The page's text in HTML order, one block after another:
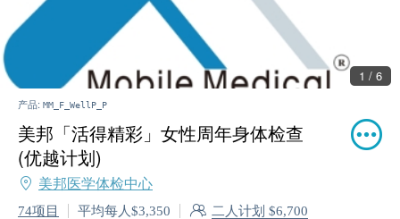
1 / 6
产品: MM_F_WellP_P
美邦「活得精彩」女性周年身体检查
(优越计划)
美邦医学体检中心
74项目 平均每人$3,350 二人计划 $6,700